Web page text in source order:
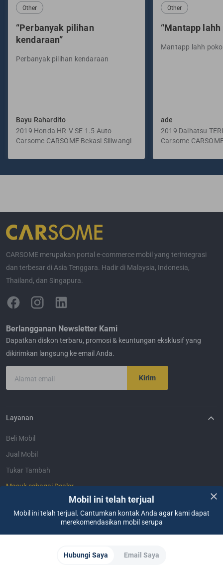
Other
“Perbanyak pilihan
kendaraan”
Perbanyak pilihan kendaraan
Bayu Rahardito
2019 Honda HR-V SE 1.5 Auto
Carsome CARSOME Bekasi Siliwangi
Other
“Mantapp lahh
Mantapp lahh
ade
2019 Daihatsu
Manual
Carsome
Mobil ini telah terjual
Mobil ini telah terjual. Cantumkan kontak Anda agar kami dapat
merekomendasikan mobil serupa
Hubungi Saya Email Saya
CARSOME merupakan portal e-commerce mobil yang terintegrasi
dan terbesar di Asia Tenggara. Hadir di Malaysia, Indonesia,
Thailand, dan Singapura.
Berlangganan Newsletter Kami
Dapatkan diskon terbaru, promosi & keuntungan eksklusif yang
dikirimkan langsung ke email Anda.
Alamat email Kirim
Layanan
Beli Mobil
Jual Mobil
Tukar Tambah
Masuk sebagai Dealer
Bantuan
FAQ
Hubungi Kami
Lokasi Kami
Mobil Bekas CARSOME
Pelaporan Pelanggaran